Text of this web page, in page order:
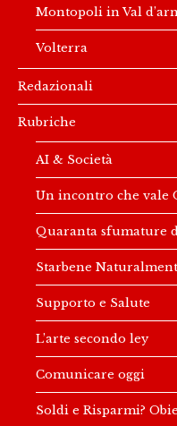
Montopoli in Val
Volterra
Redazionali
Rubriche
AI & Società
Un incontro che vale
Quaranta sfumature
Starbene
Supporto e Salute
L’arte secondo ley
Comunicare oggi
Soldi e Risparmi?